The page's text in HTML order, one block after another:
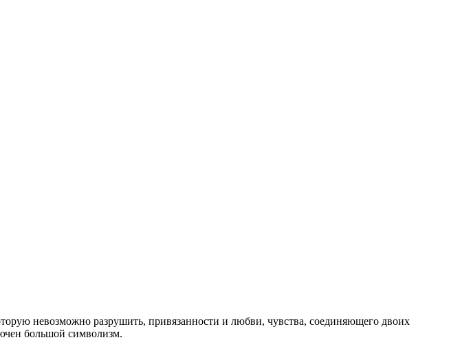
невозможно разрушить, привязанности и любви, чувства, соединяющего двоих
большой символизм.